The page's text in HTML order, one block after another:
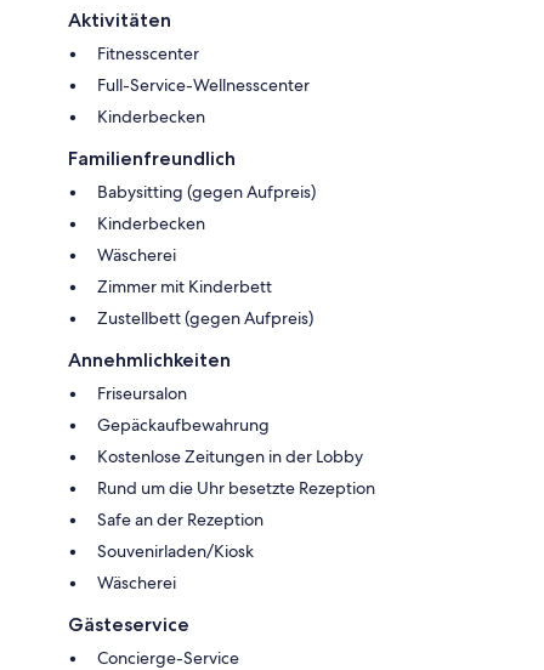
Aktivitäten
Fitnesscenter
Full-Service-Wellnesscenter
Kinderbecken
Familienfreundlich
Babysitting (gegen Aufpreis)
Kinderbecken
Wäscherei
Zimmer mit Kinderbett
Zustellbett (gegen Aufpreis)
Annehmlichkeiten
Friseursalon
Gepäckaufbewahrung
Kostenlose Zeitungen in der Lobby
Rund um die Uhr besetzte Rezeption
Safe an der Rezeption
Souvenirladen/Kiosk
Wäscherei
Gästeservice
Concierge-Service